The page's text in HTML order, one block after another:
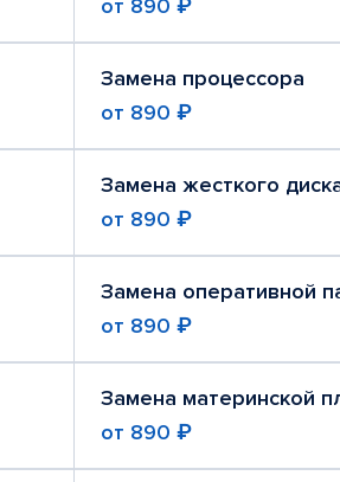
от 890 ₽
Замена процессора
от 890 ₽
Замена жесткого
от 890 ₽
Замена оперативной
от 890 ₽
Замена материнской
от 890 ₽